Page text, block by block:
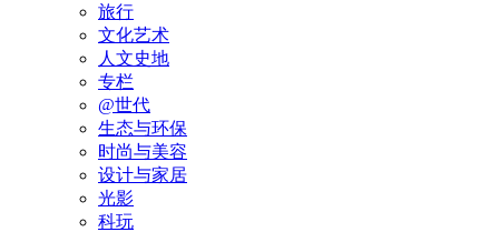
旅行
文化艺术
人文史地
专栏
@世代
生态与环保
时尚与美容
设计与家居
光影
科玩